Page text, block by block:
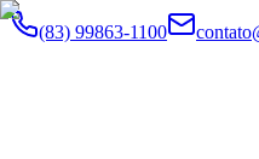
(83) 99863-1100